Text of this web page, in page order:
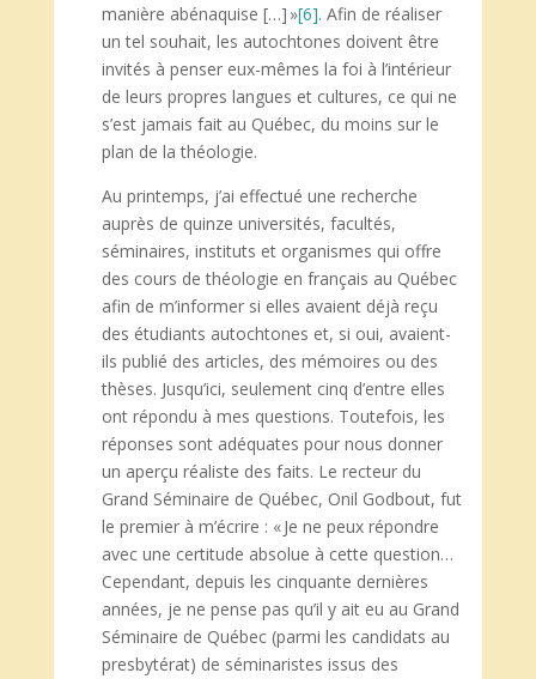
manière abénaquise […] »[6]. Afin de réaliser
un tel souhait, les autochtones doivent être
invités à penser eux-mêmes la foi à l’intérieur
de leurs propres langues et cultures, ce qui ne
s’est jamais fait au Québec, du moins sur le
plan de la théologie.
Au printemps, j’ai effectué une recherche
auprès de quinze universités, facultés,
séminaires, instituts et organismes qui offre
des cours de théologie en français au Québec
afin de m’informer si elles avaient déjà reçu
des étudiants autochtones et, si oui, avaient-
ils publié des articles, des mémoires ou des
thèses. Jusqu’ici, seulement cinq d’entre elles
ont répondu à mes questions. Toutefois, les
réponses sont adéquates pour nous donner
un aperçu réaliste des faits. Le recteur du
Grand Séminaire de Québec, Onil Godbout, fut
le premier à m’écrire : « Je ne peux répondre
avec une certitude absolue à cette question…
Cependant, depuis les cinquante dernières
années, je ne pense pas qu’il y ait eu au Grand
Séminaire de Québec (parmi les candidats au
presbytérat) de séminaristes issus des